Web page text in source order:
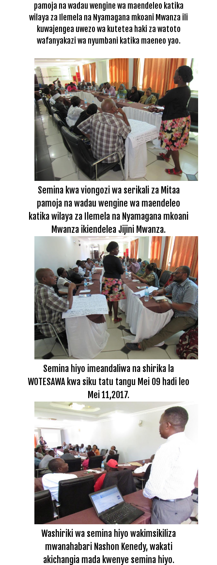
pamoja na wadau wengine wa maendeleo katika
wilaya za Ilemela na Nyamagana mkoani Mwanza ili
kuwajengea uwezo wa kutetea haki za watoto
wafanyakazi wa nyumbani katika maeneo yao.
Semina kwa viongozi wa serikali za Mitaa
pamoja na wadau wengine wa maendeleo
katika wilaya za Ilemela na Nyamagana mkoani
Mwanza ikiendelea Jijini Mwanza.
Semina hiyo imeandaliwa na shirika la
WOTESAWA kwa siku tatu tangu Mei 09 hadi leo
Mei 11,2017.
Washiriki wa semina hiyo wakimsikiliza
mwanahabari Nashon Kenedy, wakati
akichangia mada kwenye semina hiyo.